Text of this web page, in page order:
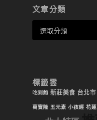
文章分類
標籤雲
吃到飽 新莊美食 台北市
萬寶隆 五元素 小孩經 花蓮